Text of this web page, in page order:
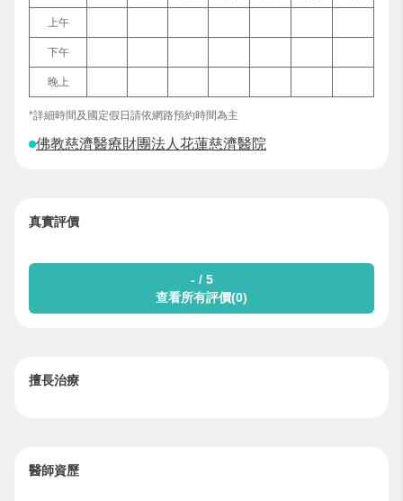
上午
下午
晚上
*詳細時間及國定假日請依網路預約時間為主
佛教慈濟醫療財團法人花蓮慈濟醫院
真實評價
- / 5
查看所有評價(0)
擅長治療
醫師資歷